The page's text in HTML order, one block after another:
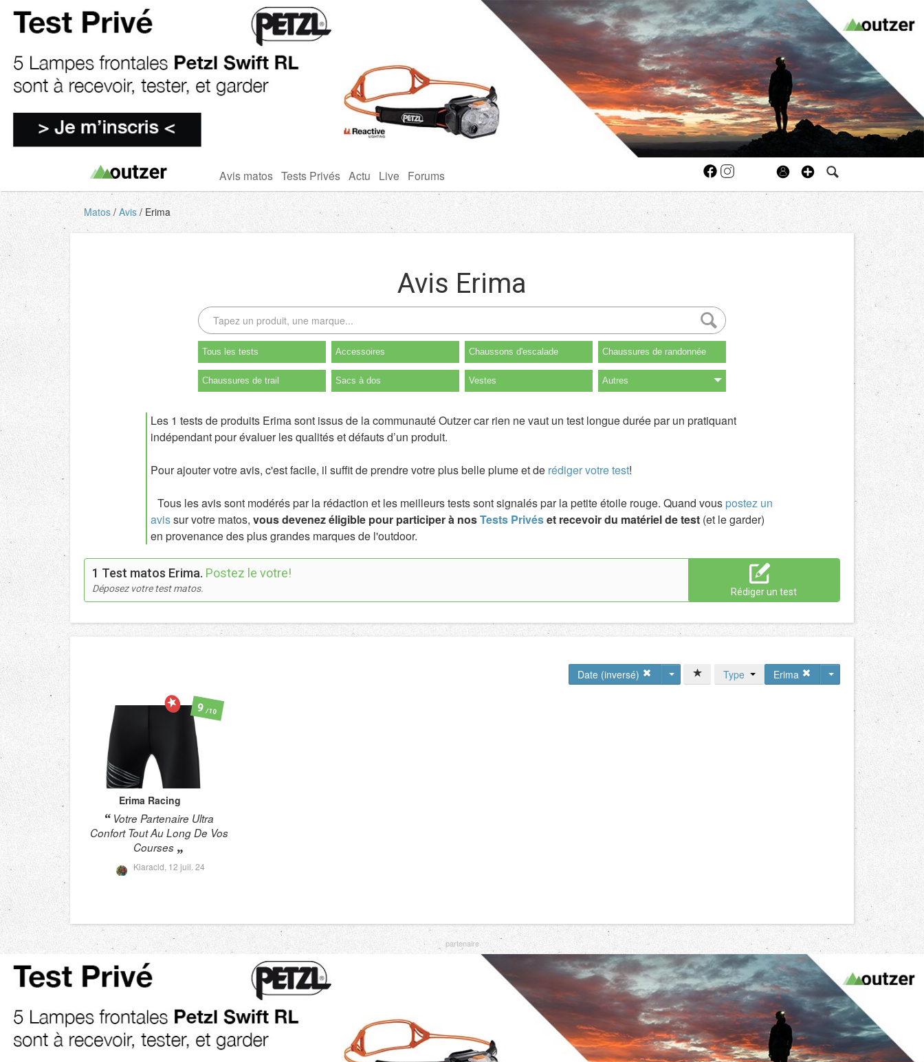
Avis matos Tests Privés Actu Live Forums
Matos Avis Erima
Avis Erima
Tous les tests Accessoires Chaussons d'escalade Chaussures de randonnée
Chaussures de trail Sacs à dos Vestes Autres
Les 1 tests de produits Erima sont issus de la communauté Outzer car rien ne vaut un test longue durée par un pratiquant
indépendant pour évaluer les qualités et défauts d’un produit.
Pour ajouter votre avis, c'est facile, il suffit de prendre votre plus belle plume et de rédiger votre test!
Tous les avis sont modérés par la rédaction et les meilleurs tests sont signalés par la petite étoile rouge. Quand vous postez un
avissur votre matos, vous devenez éligible pour participer à nosTests Privéset recevoir du matériel de test (et le garder)
en provenance des plus grandes marques de l'outdoor.
1 Test matos Erima. Postez le votre!
Déposez votre test matos. Rédiger un test
Date (inversé) Erima
Type
Erima Racing
Votre Partenaire Ultra
Confort Tout Au Long De Vos
Courses
Kiaracld, 12 juil. 24
9/10